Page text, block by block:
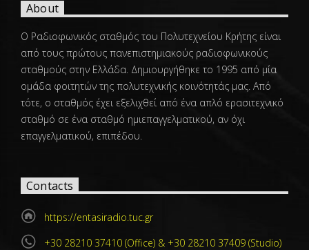
About
Ο Ραδιοφωνικός σταθμός του Πολυτεχνείου Κρήτης είναι
από τους πρώτους πανεπιστημιακούς ραδιοφωνικούς
σταθμούς στην Ελλάδα. Δημιουργήθηκε το 1995 από μία
ομάδα φοιτητών της πολυτεχνικής κοινότητάς μας. Από
τότε, ο σταθμός έχει εξελιχθεί από ένα απλό ερασιτεχνικό
σταθμό σε ένα σταθμό ημιεπαγγελματικού, αν όχι
επαγγελματικού, επιπέδου.
Contacts
https://entasiradio.tuc.gr
+30 28210 37410 (Office) & +30 28210 37409 (Studio)